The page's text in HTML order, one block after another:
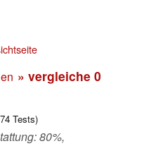
» vergleiche 0
74 Tests)
80%,